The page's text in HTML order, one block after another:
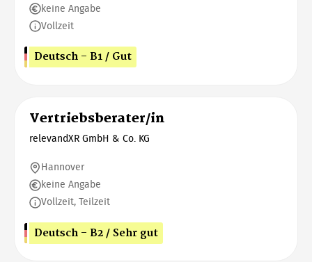
keine Angabe
Vollzeit
Deutsch - B1 / Gut
Vertriebsberater/in
relevandXR GmbH & Co. KG
Hannover
keine Angabe
Vollzeit, Teilzeit
Deutsch - B2 / Sehr gut